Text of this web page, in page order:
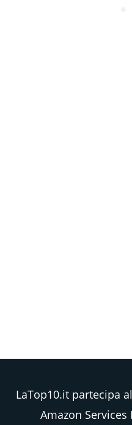
LaTop10.it partecipa
Amazon Services